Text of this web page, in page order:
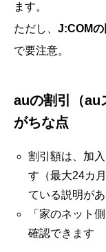
ます。
ただし、 J:COMの
で要注意。
auの割引（au
がちな点
割引額は、加
す（最大24カ
ている説明があ
「家のネット
確認できます